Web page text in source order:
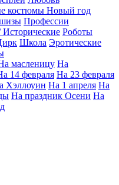
костюмы Новый год
Профессии
Исторические Роботы
Школа Эротические
масленицу На
14 февраля На 23 февраля
Хэллоуин На 1 апреля На
На праздник Осени На